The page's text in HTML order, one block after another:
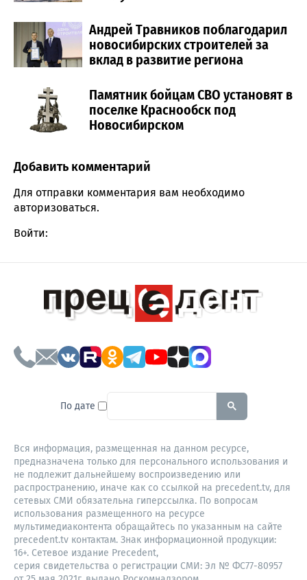
Андрей Травников поблагодарил
новосибирских строителей за
вклад в развитие региона
Памятник бойцам СВО установят в
поселке Краснообск под
Новосибирском
Comment section
Добавить комментарий
Для отправки комментария вам необходимо
авторизоваться.
Войти:
По дате To search this site, enter a
Вся информация, размещенная на данном ресурсе,
предназначена только для персонального использования и
не подлежит дальнейшему воспроизведению или
распространению, иначе как со ссылкой на precedent.tv, для
сетевых СМИ обязательна гиперссылка. По вопросам
использования размещенного на ресурсе
мультимедиаконтента обращайтесь по указанным на сайте
precedent.tv контактам. Знак информационной продукции:
16+. Сетевое издание Precedent,
серия свидетельства о регистрации СМИ: Эл № ФС77-80957